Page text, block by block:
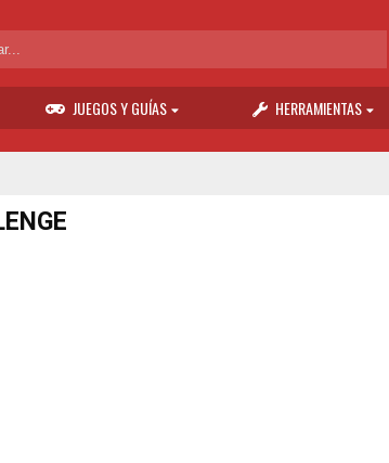
JUEGOS Y GUÍAS HERRAMIENTAS